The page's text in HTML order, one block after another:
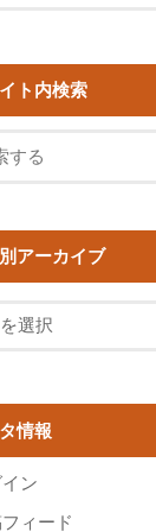
ト内検索
アーカイブ
情報
ン
ィード